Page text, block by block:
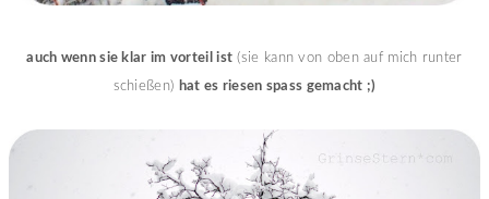
auch wenn sie klar im vorteil ist (sie kann von oben auf mich runter
schießen) hat es riesen spass gemacht ;)